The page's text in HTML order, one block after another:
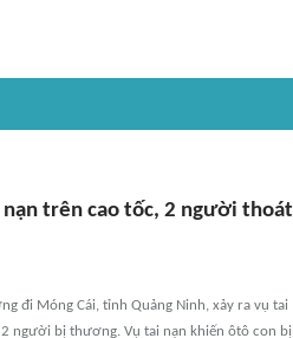
trên cao tốc, 2 người thoát
đi Móng Cái, tỉnh Quảng Ninh, xảy ra vụ tai
người bị thương. Vụ tai nạn khiến ôtô con bị